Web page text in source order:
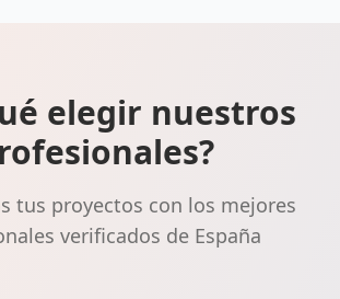
elegir nuestros
tus proyectos con los mejores
verificados de España